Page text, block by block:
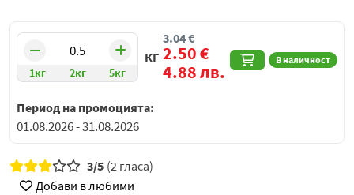
1кг 2кг 5кг
КГ В наличност
3.04€
2.50€
4.88лв.
Период на промоцията:
01.08.2026 - 31.08.2026
3/5 (2 гласа)
Добави в любими